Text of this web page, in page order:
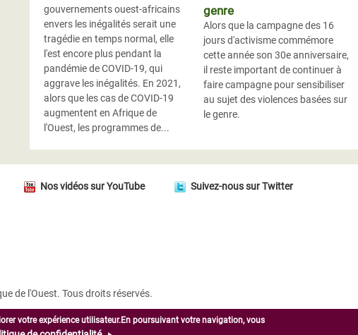
gouvernements ouest-africains
envers les inégalités serait une
tragédie en temps normal, elle
l'est encore plus pendant la
pandémie de COVID-19, qui
aggrave les inégalités. En 2021,
alors que les cas de COVID-19
augmentent en Afrique de
l'Ouest, les programmes de...
genre
Alors que la campagne des 16
jours d'activisme commémore
cette année son 30e anniversaire,
il reste important de continuer à
faire campagne pour sensibiliser
au sujet des violences basées sur
le genre.
Nos vidéos sur YouTube Suivez-nous sur Twitter
de l'Ouest. Tous droits réservés.
votre expérience utilisateur.En poursuivant votre navigation, vous